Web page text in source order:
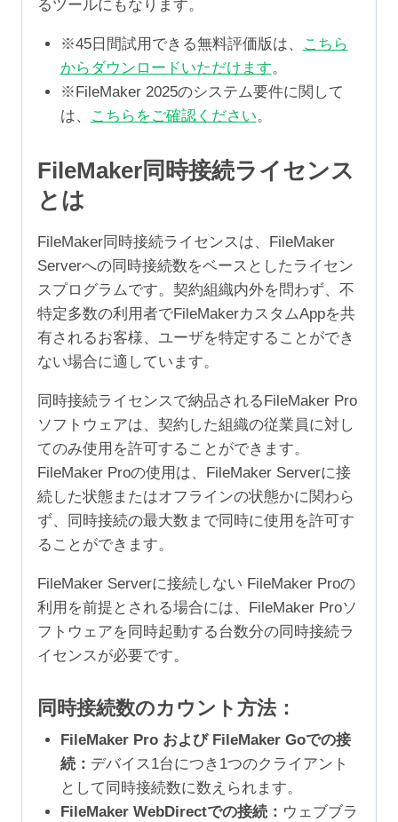
るツールにもなります。
※45日間試用できる無料評価版は、
こちら
からダウンロードいただけます。
※FileMaker 2025のシステム要件に関して
は、
こちらをご確認ください。
FileMaker同時接続ライセンス
とは
FileMaker同時接続ライセンスは、FileMaker
Serverへの同時接続数をベースとしたライセン
スプログラムです。契約組織内外を問わず、不
特定多数の利用者でFileMakerカスタムAppを共
有されるお客様、ユーザを特定することができ
ない場合に適しています。
同時接続ライセンスで納品されるFileMaker Pro
ソフトウェアは、契約した組織の従業員に対し
てのみ使用を許可することができます。
FileMaker Proの使用は、FileMaker Serverに接
続した状態またはオフラインの状態かに関わら
ず、同時接続の最大数まで同時に使用を許可す
ることができます。
FileMaker Serverに接続しない FileMaker Proの
利用を前提とされる場合には、FileMaker Proソ
フトウェアを同時起動する台数分の同時接続ラ
イセンスが必要です。
同時接続数のカウント方法：
FileMaker Pro および FileMaker Goでの接
続： デバイス1台につき1つのクライアント
として同時接続数に数えられます。
FileMaker WebDirectでの接続： ウェブブラ